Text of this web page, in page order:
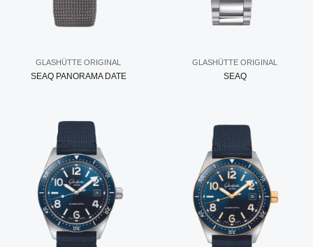
GLASHÜTTE ORIGINAL
SEAQ PANORAMA DATE
GLASHÜTTE ORIGINAL
SEAQ